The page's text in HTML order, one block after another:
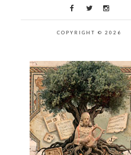
COPYRIGHT © 2026